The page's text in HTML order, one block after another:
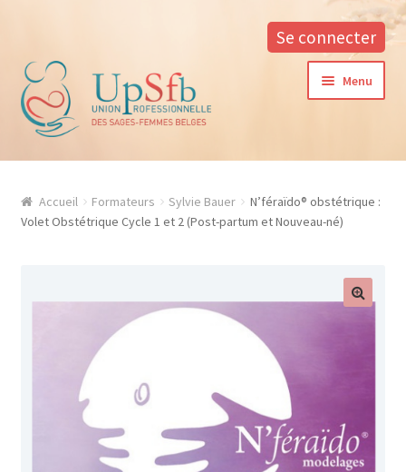
Se connecter
Aller
à
la
navigation
Aller
au
contenu
Menu
A propos
La formation continue à l’UPSfB
Procédure d’inscription
Conditions générales
Contacter notre responsable des formations
Nos Formations
Accueil Formateurs Sylvie Bauer
N’féraïdo® obstétrique :
Volet Obstétrique Cycle 1 et 2 (Post-partum et Nouveau-né)